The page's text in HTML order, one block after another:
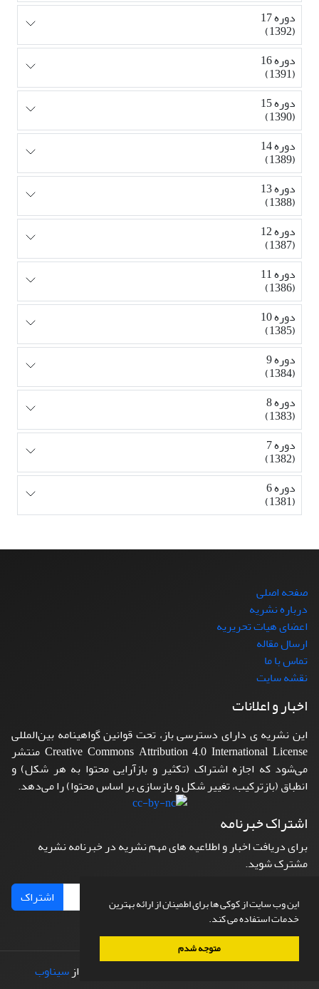
این وب سایت از کوکی ها برای اطمینان از ارائه بهترین
خدمات استفاده می کند.
متوجه شدم
دوره 17
(1392)
دوره 16
(1391)
دوره 15
(1390)
دوره 14
(1389)
دوره 13
(1388)
دوره 12
(1387)
دوره 11
(1386)
دوره 10
(1385)
دوره 9
(1384)
دوره 8
(1383)
دوره 7
(1382)
دوره 6
(1381)
صفحه اصلی
درباره نشریه
اعضای هیات تحریریه
ارسال مقاله
تماس با ما
نقشه سایت
اخبار و اعلانات
این نشریه ی دارای دسترسی باز، تحت قوانین گواهینامه بین‌المللی
Creative Commons Attribution 4.0 International License منتشر
می‌شود که اجازه اشتراک (تکثیر و بازآرایی محتوا به هر شکل) و
انطباق (بازترکیب، تغییر شکل و بازسازی بر اساس محتوا) را می‌دهد.
اشتراک خبرنامه
برای دریافت اخبار و اطلاعیه های مهم نشریه در خبرنامه نشریه
مشترک شوید.
اشتراک
طراحی و پیاده سازی از سیناوب